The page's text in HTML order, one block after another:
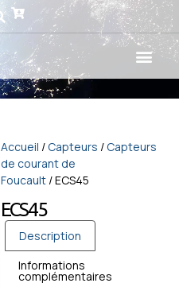
Accueil / Capteurs / Capteurs
de courant de
Foucault / ECS45
ECS45
Description
Informations
complémentaires